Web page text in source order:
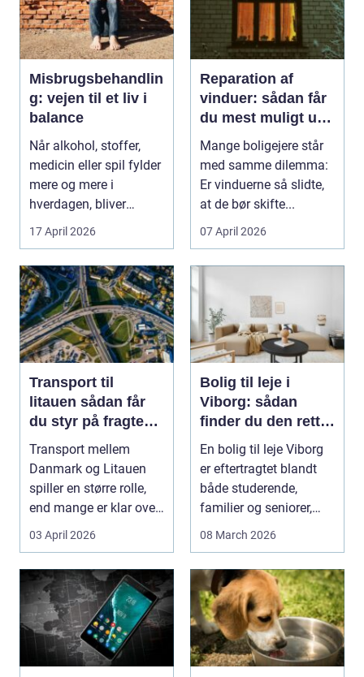
Misbrugsbehandlin
g: vejen til et liv i
balance
Når alkohol, stoffer,
medicin eller spil fylder
mere og mere i
hverdagen, bliver
grænsen...
17 April 2026
Reparation af
vinduer: sådan får
du mest muligt ud
af dine gamle
vinduer
Mange boligejere står
med samme dilemma:
Er vinduerne så slidte,
at de bør skifte...
07 April 2026
Transport til
litauen sådan får
du styr på fragten
til baltikum
Transport mellem
Danmark og Litauen
spiller en større rolle,
end mange er klar over.
Litauen er et n...
03 April 2026
Bolig til leje i
Viborg: sådan
finder du den rette
lejlighed
En bolig til leje Viborg
er eftertragtet blandt
både studerende,
familier og seniorer,
fordi b...
08 March 2026